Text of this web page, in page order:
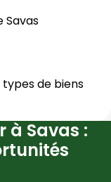
Savas
de biens
à Savas :